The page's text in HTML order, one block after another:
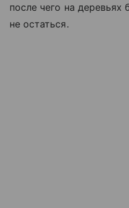
после чего на
не остаться.